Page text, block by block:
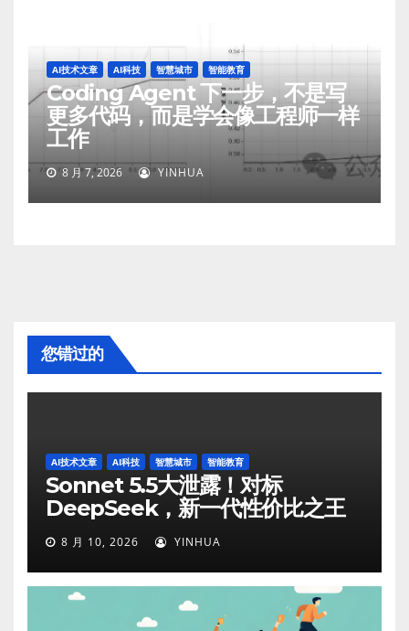
AI技术文章 AI科技 智慧城市 智能教育
Coding Agent 下一步，不是写
更多代码，而是学会像工程师一样
工作
8 月 7, 2026 YINHUA
您错过的
AI技术文章 AI科技 智慧城市 智能教育
Sonnet 5.5大泄露！对标
DeepSeek，新一代性价比之王
8 月 10, 2026 YINHUA